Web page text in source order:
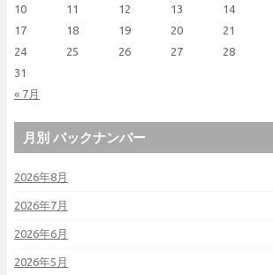
« 7月
10 11 12 13 14
17
18 19 20 21
24
25 26 27 28
31
月別 バックナンバー
2026年8月
2026年7月
2026年6月
2026年5月